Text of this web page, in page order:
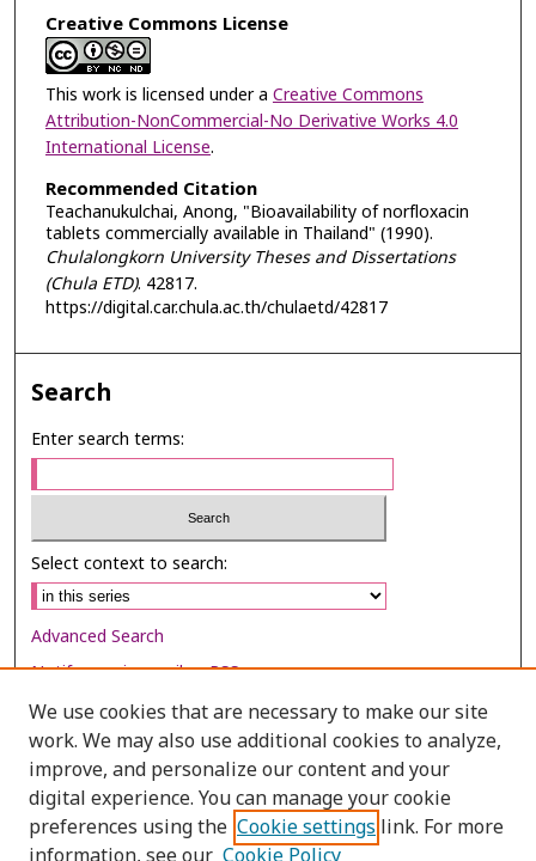
Creative Commons License
This work is licensed under a Creative Commons
Attribution-NonCommercial-No Derivative Works 4.0
International License.
Recommended Citation
Teachanukulchai, Anong, "Bioavailability of norfloxacin
tablets commercially available in Thailand" (1990).
Chulalongkorn University Theses and Dissertations
(Chula ETD). 42817.
https://digital.car.chula.ac.th/chulaetd/42817
Search
Enter search terms:
Select context to search:
Advanced Search
Notify me via email orRSS
Browse
Collections
Disciplines
Authors
We use cookies that are necessary to make our site
work. We may also use additional cookies to analyze,
improve, and personalize our content and your
digital experience. You can manage your cookie
preferences using the Cookie settings link. For more